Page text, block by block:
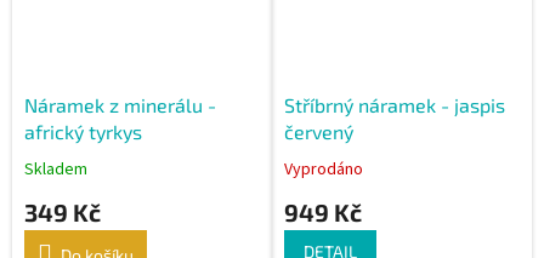
Náramek z minerálu -
africký tyrkys
Skladem
349 Kč
Stříbrný náramek - jaspis
červený
Vyprodáno
949 Kč
DETAIL